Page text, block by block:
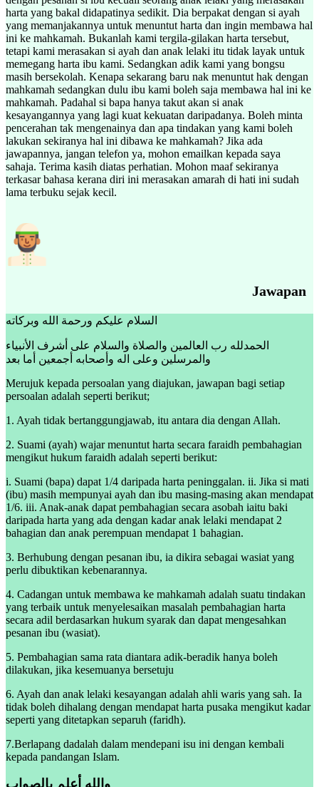
harta yang bakal didapatinya sedikit. Dia berpakat dengan si ayah
yang memanjakannya untuk menuntut harta dan ingin membawa hal
ini ke mahkamah. Bukanlah kami tergila-gilakan harta tersebut,
tetapi kami merasakan si ayah dan anak lelaki itu tidak layak untuk
memegang harta ibu kami. Sedangkan adik kami yang bongsu
masih bersekolah. Kenapa sekarang baru nak menuntut hak dengan
mahkamah sedangkan dulu ibu kami boleh saja membawa hal ini ke
mahkamah. Padahal si bapa hanya takut akan si anak
kesayangannya yang lagi kuat kekuatan daripadanya. Boleh minta
pencerahan tak mengenainya dan apa tindakan yang kami boleh
lakukan sekiranya hal ini dibawa ke mahkamah? Jika ada
jawapannya, jangan telefon ya, mohon emailkan kepada saya
sahaja. Terima kasih diatas perhatian. Mohon maaf sekiranya
terkasar bahasa kerana diri ini merasakan amarah di hati ini sudah
lama terbuku sejak kecil.
Jawapan
السلام عليكم ورحمة الله وبركاته
الحمدلله رب العالمين والصلاة والسلام على أشرف الأنبياء
والمرسلين وعلى اله وأصحابه أجمعين أما بعد
Merujuk kepada persoalan yang diajukan, jawapan bagi setiap
persoalan adalah seperti berikut;
1. Ayah tidak bertanggungjawab, itu antara dia dengan Allah.
2. Suami (ayah) wajar menuntut harta secara faraidh pembahagian
mengikut hukum faraidh adalah seperti berikut:
i. Suami (bapa) dapat 1/4 daripada harta peninggalan. ii. Jika si mati
(ibu) masih mempunyai ayah dan ibu masing-masing akan mendapat
1/6. iii. Anak-anak dapat pembahagian secara asobah iaitu baki
daripada harta yang ada dengan kadar anak lelaki mendapat 2
bahagian dan anak perempuan mendapat 1 bahagian.
3. Berhubung dengan pesanan ibu, ia dikira sebagai wasiat yang
perlu dibuktikan kebenarannya.
4. Cadangan untuk membawa ke mahkamah adalah suatu tindakan
yang terbaik untuk menyelesaikan masalah pembahagian harta
secara adil berdasarkan hukum syarak dan dapat mengesahkan
pesanan ibu (wasiat).
5. Pembahagian sama rata diantara adik-beradik hanya boleh
dilakukan, jika kesemuanya bersetuju
6. Ayah dan anak lelaki kesayangan adalah ahli waris yang sah. Ia
tidak boleh dihalang dengan mendapat harta pusaka mengikut kadar
seperti yang ditetapkan separuh (faridh).
7.Berlapang dadalah dalam mendepani isu ini dengan kembali
kepada pandangan Islam.
والله أعلم بالصواب